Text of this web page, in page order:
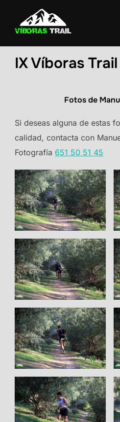
contenido
IX Víboras
Fotos de
Si deseas alguna de estas
calidad, contacta con
Fotografía 651 50 51 45